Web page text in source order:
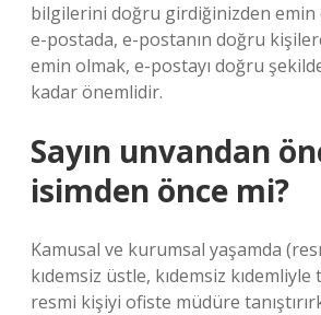
bilgilerini doğru girdiğinizden emin
e-postada, e-postanın doğru
emin olmak, e-postayı doğru
kadar önemlidir.
Sayın unvandan
isimden önce mi?
Kamusal ve kurumsal yaşamda
kıdemsiz üstle, kıdemsiz kıdemliyle
resmi kişiyi ofiste müdüre